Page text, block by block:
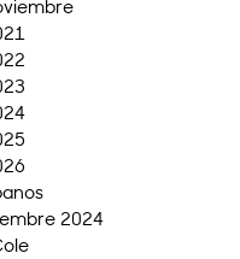
2024